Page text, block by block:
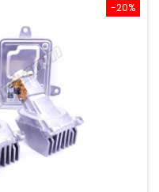
-20%